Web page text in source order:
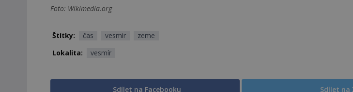
Foto: Wikimedia.org
Štítky: čas vesmir
zeme
Lokalita:
vesmír
Sdílet na Facebooku Sdílet na